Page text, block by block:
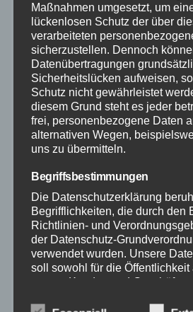
kostengünstigen
eines Flugmodells.
Unsere Jugendgruppe bei
Wochenendfreizeit auf
Flugplatz.
Limbo fliegen mit
Maßnahmen umgesetzt, um
lückenlosen Schutz der über
verarbeiteten
sicherzustellen. Dennoch
Datenübertragungen
Sicherheitslücken aufweisen,
Schutz nicht gewährleistet
diesem Grund steht es jeder
frei, personenbezogene Daten
alternativen Wegen,
uns zu übermitteln.
Begriffsbestimmungen
Die Datenschutzerklärung
Begrifflichkeiten, die durch den
Richtlinien- und
der Datenschutz-
verwendet wurden. Unsere
soll sowohl für die Öffentlichkeit
unsere Kunden und
gewährleisten, möchten wir